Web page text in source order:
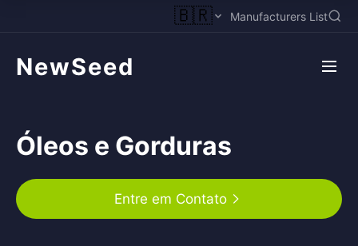
🇧🇷 Manufacturers List
NewSeed
Óleos e Gorduras
Entre em Contato